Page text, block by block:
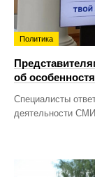
Политика
об
Специалисты
деятельности